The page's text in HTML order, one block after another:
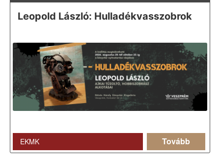
Leopold László: Hulladékvasszobrok
EKMK Tovább